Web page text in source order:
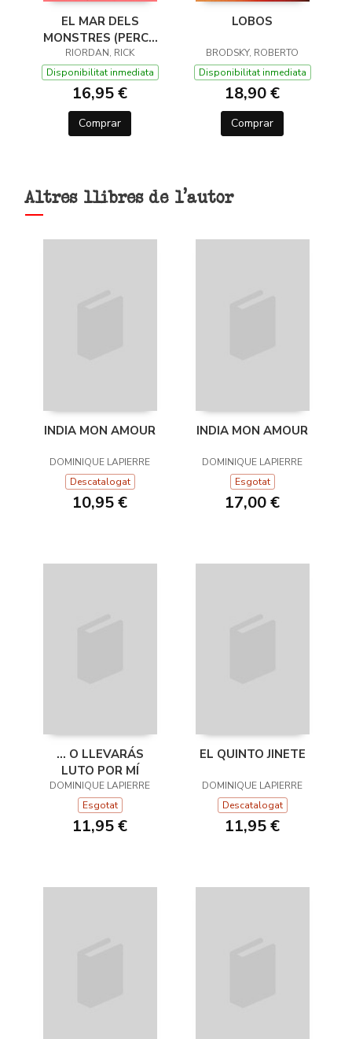
EL MAR DELS
MONSTRES (PERCY
JACKSON I ELS DÉUS
DE L'OLIMP 2)
RIORDAN, RICK
Disponibilitat inmediata
16,95 €
Comprar
LOBOS
BRODSKY, ROBERTO
Disponibilitat inmediata
18,90 €
Comprar
Altres llibres de l'autor
INDIA MON AMOUR
DOMINIQUE LAPIERRE
Descatalogat
10,95 €
INDIA MON AMOUR
DOMINIQUE LAPIERRE
Esgotat
17,00 €
... O LLEVARÁS
LUTO POR MÍ
DOMINIQUE LAPIERRE
Esgotat
11,95 €
EL QUINTO JINETE
DOMINIQUE LAPIERRE
Descatalogat
11,95 €